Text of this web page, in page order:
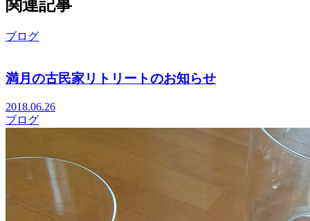
関連記事
ブログ
満月の古民家リトリートのお知らせ
2018.06.26
ブログ